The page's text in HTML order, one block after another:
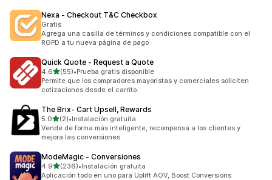
Nexa ‑ Checkout T&C Checkbox
Gratis
Agrega una casilla de términos y condiciones compatible con el
RGPD a tu nueva página de pago
Quick Quote ‑ Request a Quote
4.6de 5 estrellas
(55)
55 reseñas en total
•Prueba gratis disponible
Permite que los compradores mayoristas y comerciales soliciten
cotizaciones desde el carrito.
The Brix‑ Cart Upsell, Rewards
5.0de 5 estrellas
(2)
2 reseñas en total
•Instalación gratuita
Vende de forma más inteligente, recompensa a los clientes y
mejora las conversiones
ModeMagic ‑ Conversiones
4.9de 5 estrellas
(236)
236 reseñas en total
•Instalación gratuita
Aplicación todo en uno para Uplift AOV, Boost Conversions